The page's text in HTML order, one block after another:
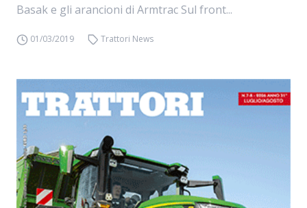
Basak e gli arancioni di Armtrac Sul front...
01/03/2019 Trattori News